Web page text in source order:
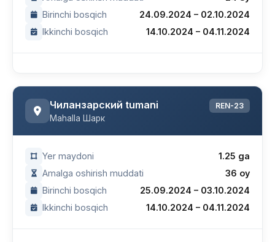
Birinchi bosqich
24.09.2024 – 02.10.2024
Ikkinchi bosqich
14.10.2024 – 04.11.2024
Чиланзарский tumani
Mahalla Шарк
REN-23
Yer maydoni
1.25 ga
Amalga oshirish muddati
36 oy
Birinchi bosqich
25.09.2024 – 03.10.2024
Ikkinchi bosqich
14.10.2024 – 04.11.2024